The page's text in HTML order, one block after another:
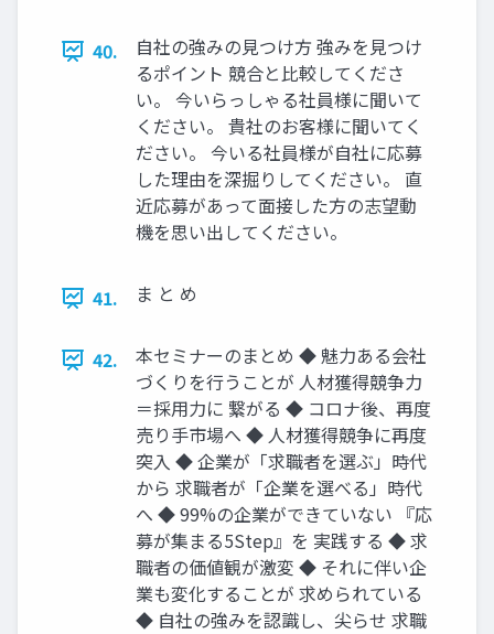
40.
自社の強みの見つけ方 強みを見つけ
るポイント 競合と比較してくださ
い。 今いらっしゃる社員様に聞いて
ください。 貴社のお客様に聞いてく
ださい。 今いる社員様が自社に応募
した理由を深掘りしてください。 直
近応募があって面接した方の志望動
機を思い出してください。
41. ま と め
42.
本セミナーのまとめ ◆ 魅力ある会社
づくりを行うことが 人材獲得競争力
＝採用力に 繋がる ◆ コロナ後、再度
売り手市場へ ◆ 人材獲得競争に再度
突入 ◆ 企業が「求職者を選ぶ」時代
から 求職者が「企業を選べる」時代
へ ◆ 99%の企業ができていない 『応
募が集まる5Step』を 実践する ◆ 求
職者の価値観が激変 ◆ それに伴い企
業も変化することが 求められている
◆ 自社の強みを認識し、尖らせ 求職